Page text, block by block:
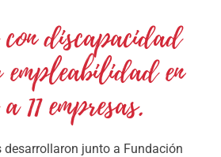
con discapacidad
empleabilidad en
11 empresas.
desarrollaron junto a Fundación